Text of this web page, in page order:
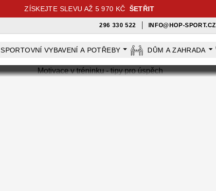
ZÍSKEJTE SLEVU AŽ 5 970 KČ ŠETŘIT
296 330 522 INFO@HOP-SPORT.CZ
SPORTOVNÍ VYBAVENÍ A POTŘEBY DŮM A ZAHRADA